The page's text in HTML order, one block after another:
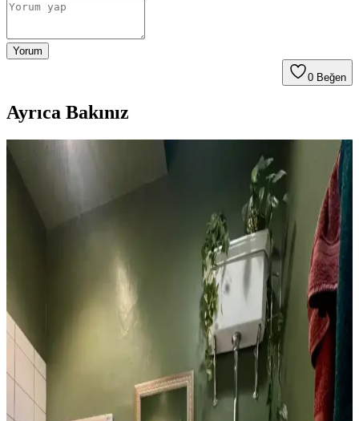
Yorum
0 Beğen
Ayrıca Bakınız
1960'lar Banyosunu Modernize Etmek İçin Renk,
1960'lar banyolarını modernleştirmek için renk dengesi,
mikroçimento duvarlar, şeffaf duş perdeleri ve pirinç donanımlar
kullanılarak ferah ve estetik bir ortam yaratılabilir.
1970'ler Banyosunu 1000 Dolar Altında Yenilemek
İçin Yüksek Getirili Güncellemeler
1970'lerden kalma banyoları 1000 dolar altı bütçeyle yenilemek için
duvar boyası, aydınlatma, ayna ve fayans boyama gibi düşük
maliyetli ama etkili yöntemler sunuluyor. Retro estetik korunuyor.
Tuvaletin Üstü İçin Fonksiyonel ve Estetik
Dekorasyon ve Depolama Çözümleri